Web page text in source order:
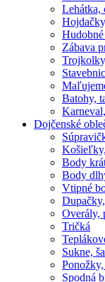
Lehátka,
Zábava
Batohy,
Dojčenské
Body
Body
Vtipné
Overály,
Tričká
Sukne,
Spodná